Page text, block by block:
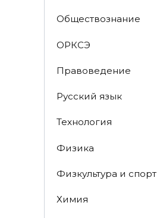
Обществознание
ОРКСЭ
Правоведение
Русский язык
Технология
Физика
Физкультура и спорт
Химия